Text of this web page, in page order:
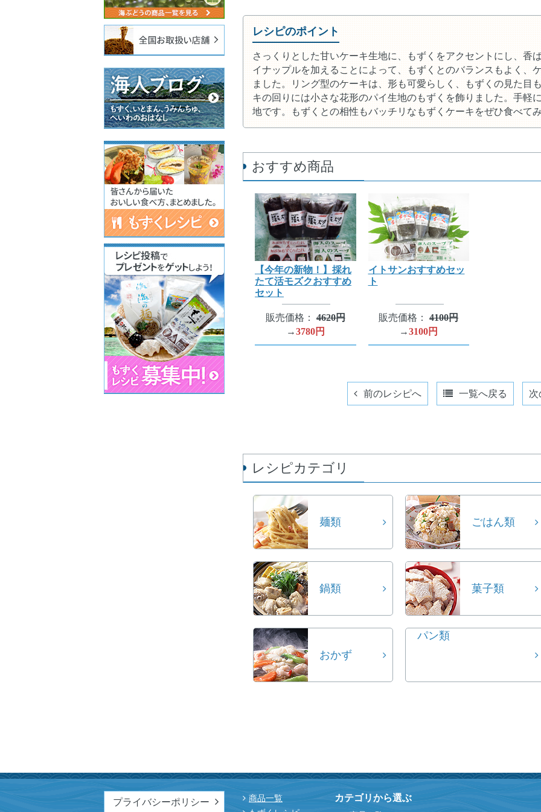
レシピのポイント
さっくりとした甘いケーキ生地に、もずくをアクセントにし、香
イナップルを加えることによって、もずくとのバランスもよく、
ました。リング型のケーキは、形も可愛らしく、もずくの見た目
キの回りには小さな花形のパイ生地のもずくを飾りました。手軽
地です。もずくとの相性もバッチリなもずくケーキをぜひ食べて
おすすめ商品
【今年の新物！】採れ
たて活モズクおすすめ
セット
販売価格：4620円
→3780円
イトサンおすすめセッ
ト
販売価格：4100円
→3100円
前のレシピへ 一覧へ戻る 次
レシピカテゴリ
麺類 ごはん類
鍋類 菓子類
おかず
パン類
プライバシーポリシー
商品一覧
カテゴリから選ぶ